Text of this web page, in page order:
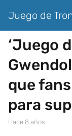
Juego de
‘Juego
que
para
hace 8 años